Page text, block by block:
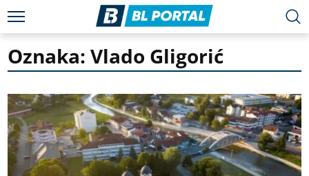
Oznaka: Vlado Gligorić